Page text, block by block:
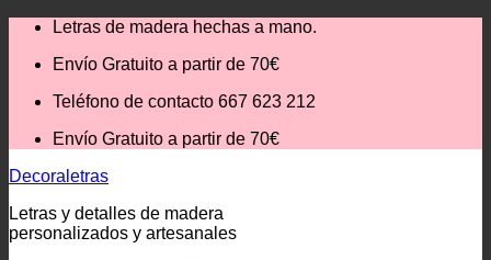
Saltar
contenido
Letras de madera hechas a mano.
Envío Gratuito a partir de 70€
Teléfono de contacto 667 623 212
Envío Gratuito a partir de 70€
Decoraletras
Letras y detalles de madera
personalizados y artesanales